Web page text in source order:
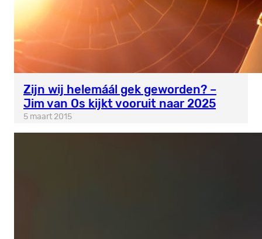
Zijn wij helemáál gek geworden? –
Jim van Os kijkt vooruit naar 2025
5 maart 2015